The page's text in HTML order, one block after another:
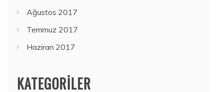
Ağustos 2017
Temmuz 2017
Haziran 2017
KATEGORILER